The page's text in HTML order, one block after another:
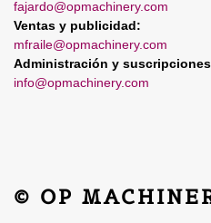
fajardo@opmachinery.com
Ventas y publicidad:
mfraile@opmachinery.com
Administración y suscripciones
info@opmachinery.com
© OP